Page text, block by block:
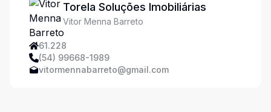
Torela Soluções Imobiliárias
Vitor Menna Barreto
61.228
(54) 99668-1989
vitormennabarreto@gmail.com